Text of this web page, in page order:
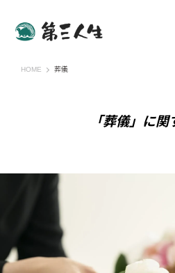
HOME 第三人生 〜寄り道の歩き方〜
葬儀
「葬儀」に